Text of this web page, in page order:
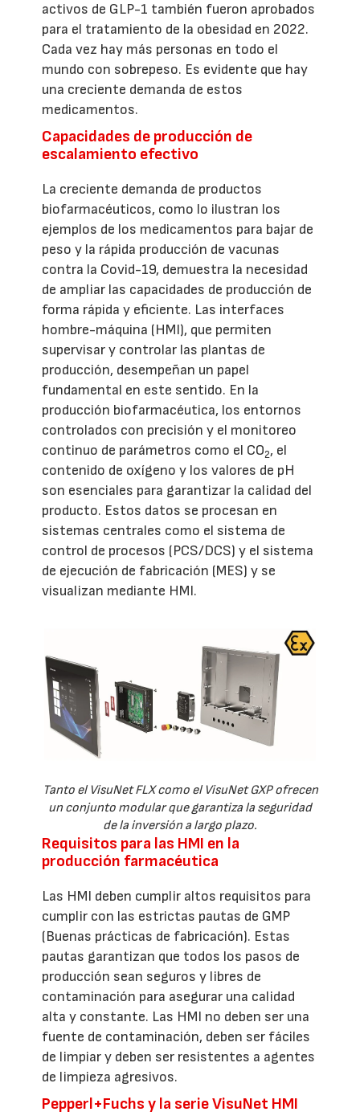
activos de GLP-1 también fueron aprobados
para el tratamiento de la obesidad en 2022.
Cada vez hay más personas en todo el
mundo con sobrepeso. Es evidente que hay
una creciente demanda de estos
medicamentos.
Capacidades de producción de
escalamiento efectivo
La creciente demanda de productos
biofarmacéuticos, como lo ilustran los
ejemplos de los medicamentos para bajar de
peso y la rápida producción de vacunas
contra la Covid-19, demuestra la necesidad
de ampliar las capacidades de producción de
forma rápida y eficiente. Las interfaces
hombre-máquina (HMI), que permiten
supervisar y controlar las plantas de
producción, desempeñan un papel
fundamental en este sentido. En la
producción biofarmacéutica, los entornos
controlados con precisión y el monitoreo
continuo de parámetros como el CO2, el
contenido de oxígeno y los valores de pH
son esenciales para garantizar la calidad del
producto. Estos datos se procesan en
sistemas centrales como el sistema de
control de procesos (PCS/DCS) y el sistema
de ejecución de fabricación (MES) y se
visualizan mediante HMI.
Tanto el VisuNet FLX como el VisuNet GXP ofrecen
un conjunto modular que garantiza la seguridad
de la inversión a largo plazo.
Requisitos para las HMI en la
producción farmacéutica
Las HMI deben cumplir altos requisitos para
cumplir con las estrictas pautas de GMP
(Buenas prácticas de fabricación). Estas
pautas garantizan que todos los pasos de
producción sean seguros y libres de
contaminación para asegurar una calidad
alta y constante. Las HMI no deben ser una
fuente de contaminación, deben ser fáciles
de limpiar y deben ser resistentes a agentes
de limpieza agresivos.
Pepperl+Fuchs y la serie VisuNet HMI